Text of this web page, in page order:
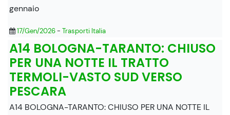
gennaio
17/Gen/2026- Trasporti Italia
A14 BOLOGNA-TARANTO: CHIUSO
PER UNA NOTTE IL TRATTO
TERMOLI-VASTO SUD VERSO
PESCARA
A14 BOLOGNA-TARANTO: CHIUSO PER UNA NOTTE IL